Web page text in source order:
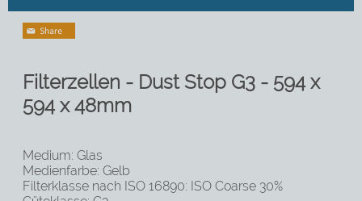
Filterzellen - Dust Stop G3 - 594 x
594 x 48mm
Medium: Glas
Medienfarbe: Gelb
Filterklasse nach ISO 16890: ISO Coarse 30%